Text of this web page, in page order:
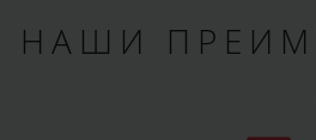
НАШИ